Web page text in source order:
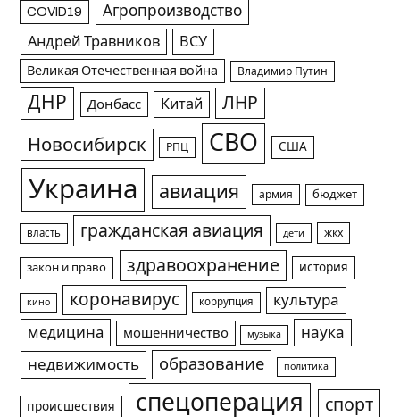
COVID19 Агропроизводство
Андрей Травников ВСУ
Великая Отечественная война Владимир Путин
ДНР Донбасс Китай ЛНР
Новосибирск РПЦ СВО США
Украина авиация армия бюджет
власть гражданская авиация дети жкх
закон и право здравоохранение история
кино коронавирус коррупция
культура
медицина
мошенничество музыка
наука
недвижимость
образование политика
происшествия спецоперация спорт